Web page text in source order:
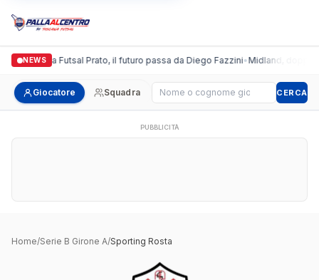
NEWS
Italgronda Futsal Prato, il futuro passa da Diego Fazzini•Midland, doppio
Giocatore Squadra Cerca giocatore CERCA
PUBBLICITÀ
Home/Serie B Girone A/Sporting Rosta